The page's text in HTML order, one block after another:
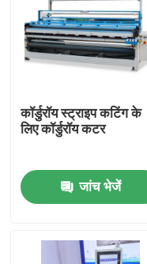
कॉर्डुरॉय स्ट्राइप कटिंग के
लिए कॉर्डुरॉय कटर
जांच भेजें